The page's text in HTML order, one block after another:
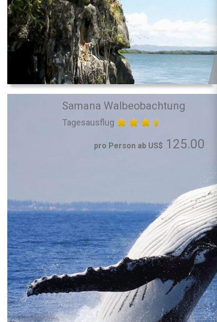
Samana Walbeobachtung
Tagesausflug
pro Person ab US$ 125.00